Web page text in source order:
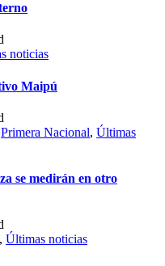
noticias
Maipú
Primera Nacional, Últimas
se medirán en otro
, Últimas noticias